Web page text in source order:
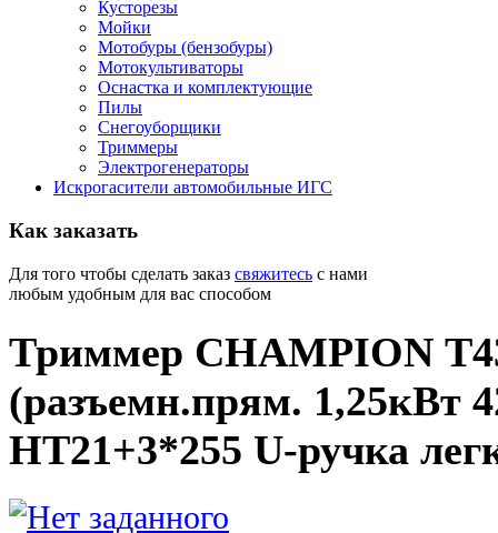
Кусторезы
Мойки
Мотобуры (бензобуры)
Мотокультиваторы
Оснастка и комплектующие
Пилы
Снегоуборщики
Триммеры
Электрогенераторы
Искрогасители автомобильные ИГС
Как заказать
Для того чтобы сделать заказ свяжитесь с нами
любым удобным для вас способом
Триммер CHAMPION
(разъемн.прям. 1,25кВт
HT21+3*255 U-ручка